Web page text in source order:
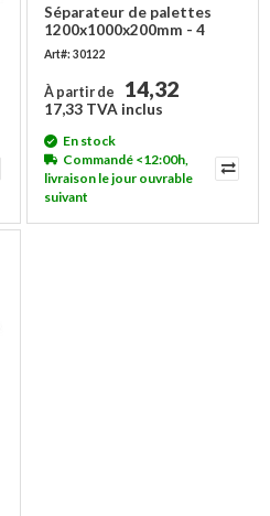
Séparateur de palettes
1200x1000x200mm - 4
compartiments
Art#: 30122
À partir de 14,32
17,33 TVA inclus
En stock
Commandé <12:00h,
livraison le jour ouvrable
suivant